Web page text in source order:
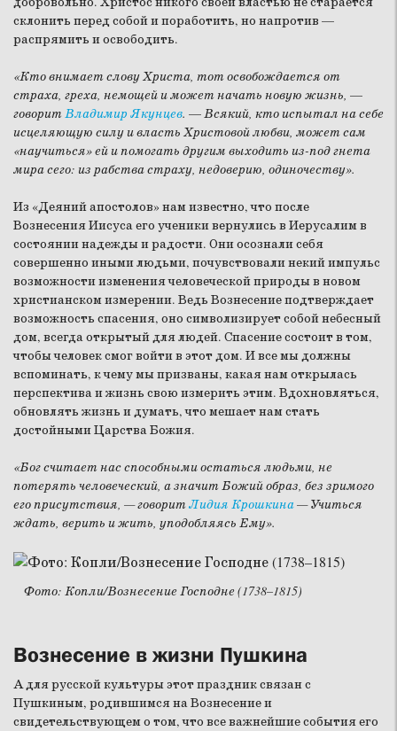
склонить перед собой и поработить, но напротив —
распрямить и освободить.
«Кто внимает слову Христа, тот освобождается от
страха, греха, немощей и может начать новую жизнь, —
говоритВладимир Якунцев. —Всякий, кто испытал на себе
исцеляющую силу и власть Христовой любви, может сам
«научиться» ей и помогать другим выходить из-под гнета
мира сего: из рабства страху, недоверию, одиночеству».
Из «Деяний апостолов» нам известно, что после
Вознесения Иисуса его ученики вернулись в Иерусалим в
состоянии надежды и радости. Они осознали себя
совершенно иными людьми, почувствовали некий импульс
возможности изменения человеческой природы в новом
христианском измерении. Ведь Вознесение подтверждает
возможность спасения, оно символизирует собой небесный
дом, всегда открытый для людей. Спасение состоит в том,
чтобы человек смог войти в этот дом. И все мы должны
вспоминать, к чему мы призваны, какая нам открылась
перспектива и жизнь свою измерить этим. Вдохновляться,
обновлять жизнь и думать, что мешает нам стать
достойными Царства Божия.
«Бог считает нас способными остаться людьми, не
потерять человеческий, а значит Божий образ, без зримого
его присутствия, — говоритЛидия Крошкина— Учиться
ждать, верить и жить, уподобляясь Ему».
Фото: Копли/Вознесение Господне (1738–1815)
Вознесение в жизни Пушкина
А для русской культуры этот праздник связан с
Пушкиным, родившимся на Вознесение и
свидетельствующем о том, что все важнейшие события его